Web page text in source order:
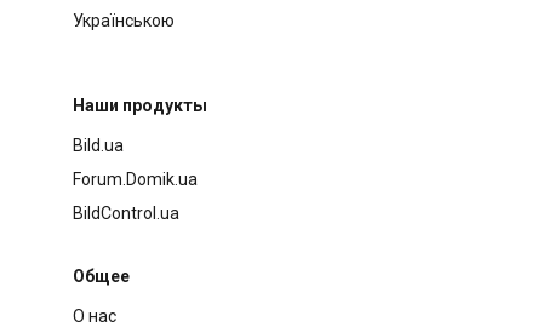
Українською
Наши продукты
Bild.ua
Forum.Domik.ua
BildControl.ua
Общее
О нас